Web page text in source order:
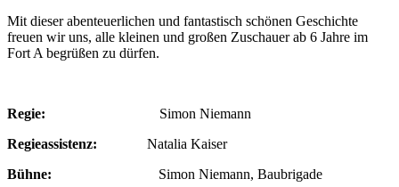
Mit dieser abenteuerlichen und fantastisch schönen Geschichte
freuen wir uns, alle kleinen und großen Zuschauer ab 6 Jahre im
Fort A begrüßen zu dürfen.
Regie: Simon Niemann
Regieassistenz: Natalia Kaiser
Bühne: Simon Niemann, Baubrigade